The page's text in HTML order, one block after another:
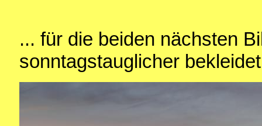
... für die beiden nächsten
sonntagstauglicher